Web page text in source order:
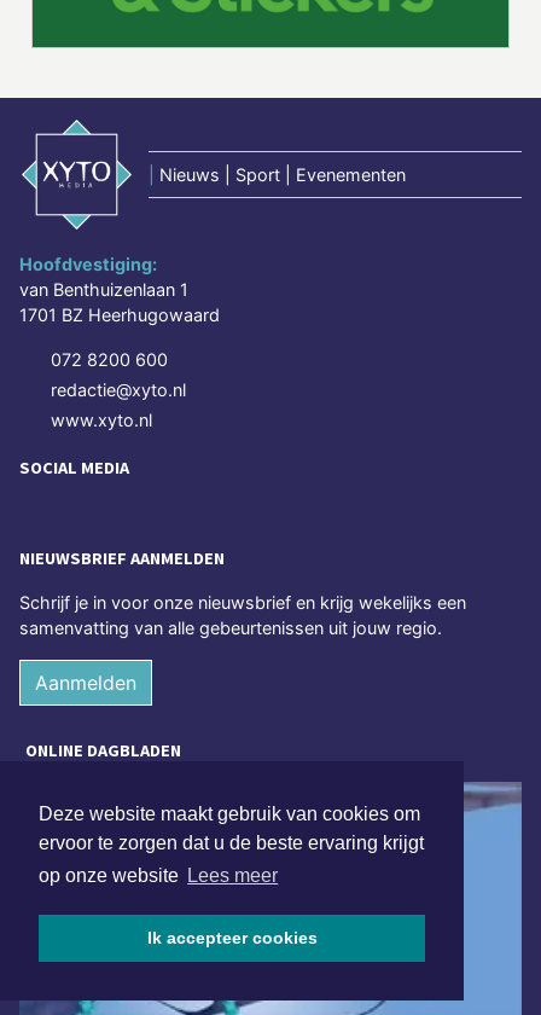
Deze website maakt gebruik van cookies om
ervoor te zorgen dat u de beste ervaring krijgt
op onze website Lees meer
Ik accepteer cookies
Nieuws | Sport | Evenementen
Hoofdvestiging:
van Benthuizenlaan 1
1701 BZ Heerhugowaard
072 8200 600
redactie@xyto.nl
www.xyto.nl
SOCIAL MEDIA
NIEUWSBRIEF AANMELDEN
Schrijf je in voor onze nieuwsbrief en krijg wekelijks een
samenvatting van alle gebeurtenissen uit jouw regio.
Aanmelden
ONLINE DAGBLADEN